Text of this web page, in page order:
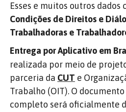
Esses e muitos outros dados
Condições de Direitos e
Trabalhadoras e
Entrega por Aplicativo em
realizada por meio de
parceria da CUT e
Trabalho (OIT). O
completo será oficialmente